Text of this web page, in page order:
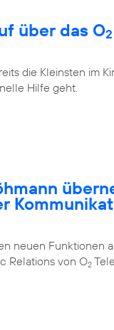
über das O2
die Kleinsten im
Hilfe geht.
neuen Funktionen
Relations von O2